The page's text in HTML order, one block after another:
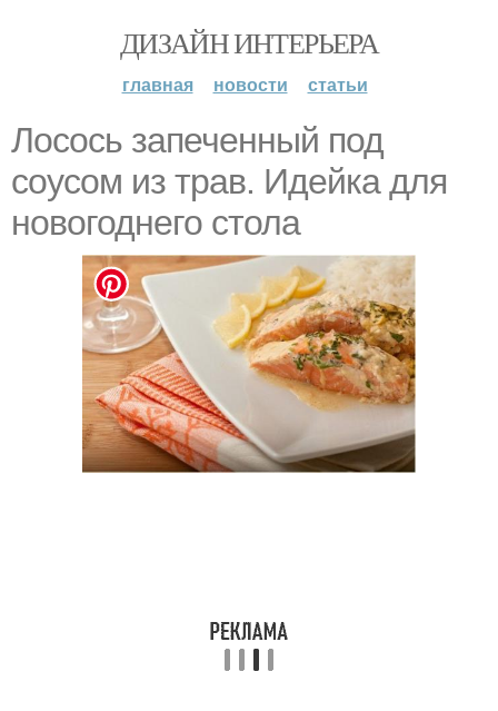
ДИЗАЙН ИНТЕРЬЕРА
главная новости статьи
Лосось запеченный под
соусом из трав. Идейка для
новогоднего стола